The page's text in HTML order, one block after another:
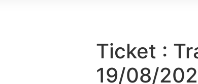
Ticket :
19/08/